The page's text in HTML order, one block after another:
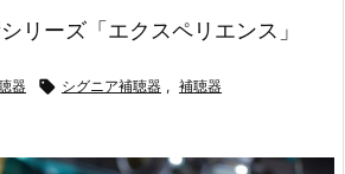
リーズ「エクスペリエンス」
器  シグニア補聴器 , 補聴器